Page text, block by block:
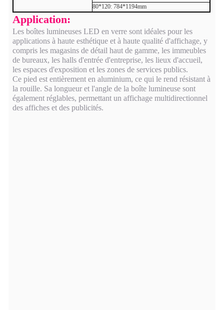
80*120: 784*1194mm
Application:
Les boîtes lumineuses LED en verre sont idéales pour les
applications à haute esthétique et à haute qualité d'affichage, y
compris les magasins de détail haut de gamme, les immeubles
de bureaux, les halls d'entrée d'entreprise, les lieux d'accueil,
les espaces d'exposition et les zones de services publics.
Ce pied est entièrement en aluminium, ce qui le rend résistant à
la rouille. Sa longueur et l'angle de la boîte lumineuse sont
également réglables, permettant un affichage multidirectionnel
des affiches et des publicités.